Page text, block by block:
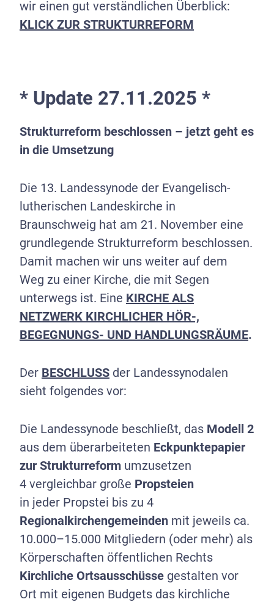
wir einen gut verständlichen Überblick:
KLICK ZUR STRUKTURREFORM
* Update 27.11.2025 *
Strukturreform beschlossen – jetzt geht es
in die Umsetzung
Die 13. Landessynode der Evangelisch-
lutherischen Landeskirche in
Braunschweig hat am 21. November eine
grundlegende Strukturreform beschlossen.
Damit machen wir uns weiter auf dem
Weg zu einer Kirche, die mit Segen
unterwegs ist. Eine KIRCHE ALS
NETZWERK KIRCHLICHER HÖR-,
BEGEGNUNGS- UND HANDLUNGSRÄUME.
Der BESCHLUSS der Landessynodalen
sieht folgendes vor:
Die Landessynode beschließt, das Modell 2
aus dem überarbeiteten Eckpunktepapier
zur Strukturreform umzusetzen
4 vergleichbar große Propsteien
in jeder Propstei bis zu 4
Regionalkirchengemeinden mit jeweils ca.
10.000–15.000 Mitgliedern (oder mehr) als
Körperschaften öffentlichen Rechts
Kirchliche Ortsausschüsse gestalten vor
Ort mit eigenen Budgets das kirchliche